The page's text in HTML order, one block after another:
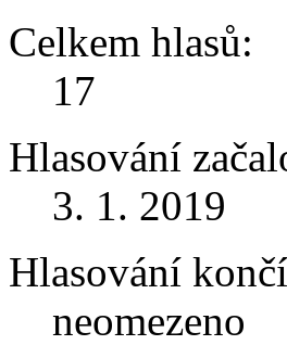
Celkem hlasů:
17
Hlasování
3. 1. 2019
Hlasování
neomezeno